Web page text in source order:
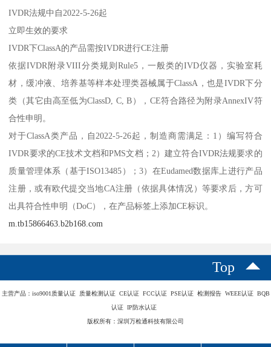
IVDR法规中自2022-5-26起
立即生效的要求
IVDR下ClassA的产品需按IVDR进行CE注册
依据IVDR附录VIII分类规则Rule5，一般类的IVD仪器，实验室耗
材，缓冲液、培养基等样本处理类器械属于ClassA，也是IVDR下分
类（其它由高至低为ClassD, C, B），CE符合路径为附录AnnexIV符
合性申明。
对于ClassA类产品，自2022-5-26起，制造商需满足：1）编写符合
IVDR要求的CE技术文档和PMS文档；2）建立符合IVDR法规要求的
质量管理体系（基于ISO13485）；3）在Eudamed数据库上进行产品
注册，或有欧代提交当地CA注册（依据具体情况）等要求后，方可
出具符合性申明（DoC），在产品标签上添加CE标识。
m.tb15866463.b2b168.com
Top
主营产品：iso9001质量认证 质量检测认证 CE认证 FCC认证 PSE认证 检测报告 WEEE认证 BQB
认证 IP防水认证
版权所有：深圳万检通科技有限公司